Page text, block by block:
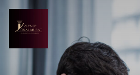
İçeriğe
geç